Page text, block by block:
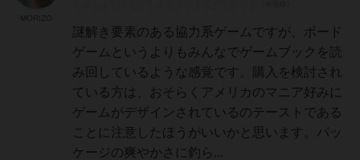
謎解き要素のある協力系ゲームですが、ボード
ゲームというよりもみんなでゲームブックを読
み回しているような感覚です。購入を検討され
ている方は、おそらくアメリカのマニア好みに
ゲームがデザインされているのテーストである
ことに注意したほうがいいかと思います。パッ
ケージの爽やかさに釣ら...